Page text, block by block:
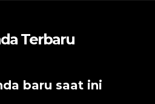
Terbaru
baru saat ini